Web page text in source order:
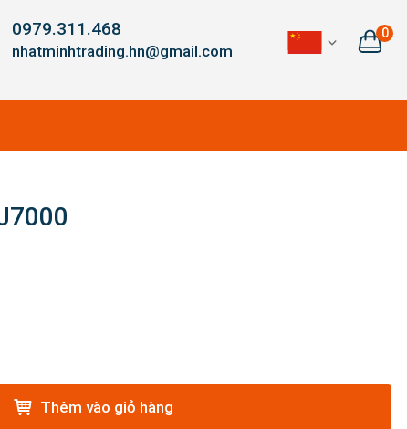
0979.311.468
nhatminhtrading.hn@gmail.com
0
Thêm vào giỏ hàng